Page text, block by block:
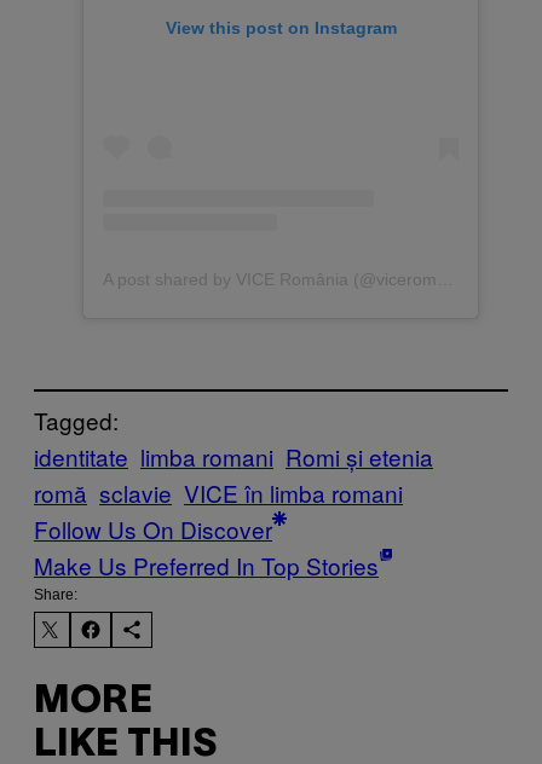
View this post on Instagram
Tagged:
identitate limba romani Romi și etenia
romă sclavie VICE în limba romani
Follow Us On Discover
Make Us Preferred In Top Stories
Share:
MORE
LIKE THIS